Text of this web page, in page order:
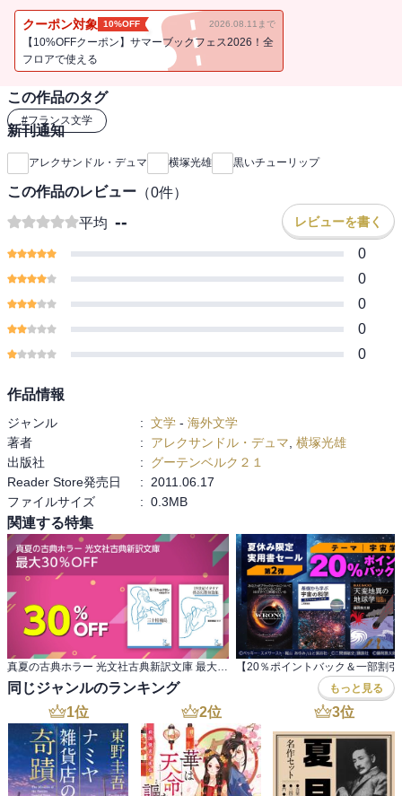
が隣家には、コルネリウスに対抗心と嫉妬の炎を燃やす園芸家ボク
ステルの目があった。彼はコルネリウスが当時の政治リーダーの叔
父から重要書類を託されたらしいのを目撃する。
クーポン対象 10%OFF 2026.08.11まで
【10%OFFクーポン】サマーブックフェス2026！全
フロアで使える
この作品のタグ
#フランス文学
新刊通知
アレクサンドル・デュマ 横塚光雄 黒いチューリップ
この作品のレビュー （0件）
平均 -- レビューを書く
0
0
0
0
0
作品情報
ジャンル : 文学 - 海外文学
著者
: アレクサンドル・デュマ 横塚光雄
出版社
:
グーテンベルク２１
Reader Store発売日
:
2011.06.17
ファイルサイズ
: 0.3MB
関連する特集
真夏の古典ホラー 光文社古典新訳文庫 最大30％OFF
同じジャンルのランキング もっと見る
1位 2位 3位